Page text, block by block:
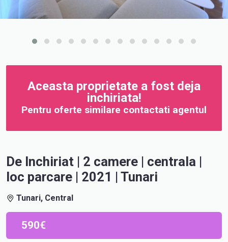
Aceasta proprietate a fost deja
inchiriata!
Pentru oferte similare contactati agentul
De Inchiriat | 2 camere | centrala |
loc parcare | 2021 | Tunari
Tunari, Central
590€